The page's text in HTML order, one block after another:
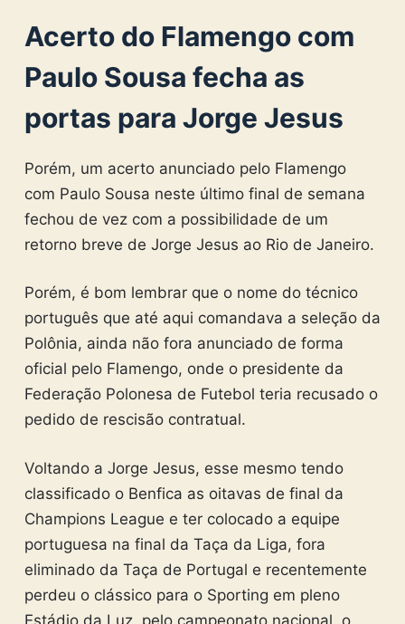
Acerto do Flamengo com
Paulo Sousa fecha as
portas para Jorge Jesus
Porém, um acerto anunciado pelo Flamengo
com Paulo Sousa neste último final de semana
fechou de vez com a possibilidade de um
retorno breve de Jorge Jesus ao Rio de Janeiro.
Porém, é bom lembrar que o nome do técnico
português que até aqui comandava a seleção da
Polônia, ainda não fora anunciado de forma
oficial pelo Flamengo, onde o presidente da
Federação Polonesa de Futebol teria recusado o
pedido de rescisão contratual.
Voltando a Jorge Jesus, esse mesmo tendo
classificado o Benfica as oitavas de final da
Champions League e ter colocado a equipe
portuguesa na final da Taça da Liga, fora
eliminado da Taça de Portugal e recentemente
perdeu o clássico para o Sporting em pleno
Estádio da Luz, pelo campeonato nacional, o